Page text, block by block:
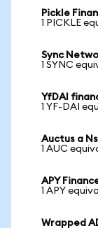
Pickle
1 PICKLE
Sync
1 SYNC
YfDAI
1 YF-DAI
Auctus a
1 AUC
APY
1 APY
Wrapped